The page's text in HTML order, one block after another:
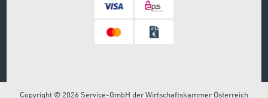
Copyright © 2026 Service-GmbH der Wirtschaftskammer Österreich